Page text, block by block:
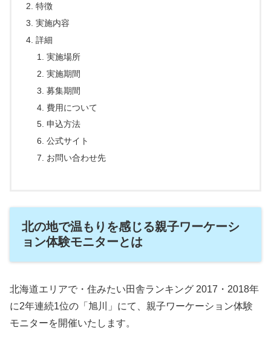
特徴
実施内容
詳細
実施場所
実施期間
募集期間
費用について
申込方法
公式サイト
お問い合わせ先
北の地で温もりを感じる親子ワーケーシ
ョン体験モニターとは
北海道エリアで・住みたい田舎ランキング 2017・2018年
に2年連続1位の「旭川」にて、親子ワーケーション体験
モニターを開催いたします。